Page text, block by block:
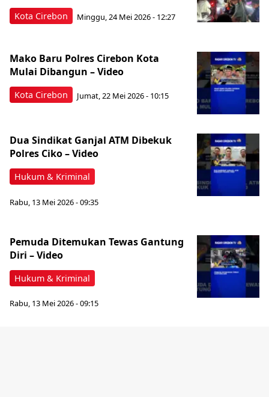
Kota Cirebon Minggu, 24 Mei 2026 - 12:27
Kota Cirebon
Mako Baru Polres Cirebon Kota
Mulai Dibangun – Video
Jumat, 22 Mei 2026 - 10:15
Hukum & Kriminal
Dua Sindikat Ganjal ATM Dibekuk
Polres Ciko – Video
Rabu, 13 Mei 2026 - 09:35
Hukum & Kriminal
Pemuda Ditemukan Tewas Gantung
Diri – Video
Rabu, 13 Mei 2026 - 09:15